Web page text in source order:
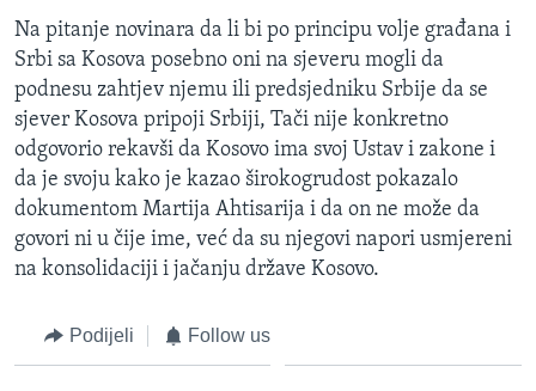
Na pitanje novinara da li bi po principu volje građana i
Srbi sa Kosova posebno oni na sjeveru mogli da
podnesu zahtjev njemu ili predsjedniku Srbije da se
sjever Kosova pripoji Srbiji, Tači nije konkretno
odgovorio rekavši da Kosovo ima svoj Ustav i zakone i
da je svoju kako je kazao širokogrudost pokazalo
dokumentom Martija Ahtisarija i da on ne može da
govori ni u čije ime, već da su njegovi napori usmjereni
na konsolidaciji i jačanju države Kosovo.
Podijeli Follow us